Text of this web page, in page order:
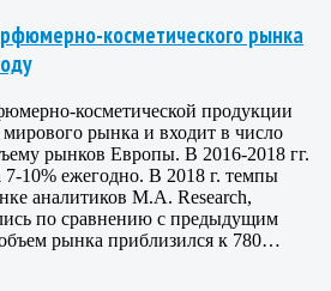
косметического рынка
косметической продукции
рынка и входит в число
рынков Европы. В 2016-2018 гг.
7-10% ежегодно. В 2018 г. темпы
аналитиков M.A. Research,
по сравнению с предыдущим
рынка приблизился к 780…